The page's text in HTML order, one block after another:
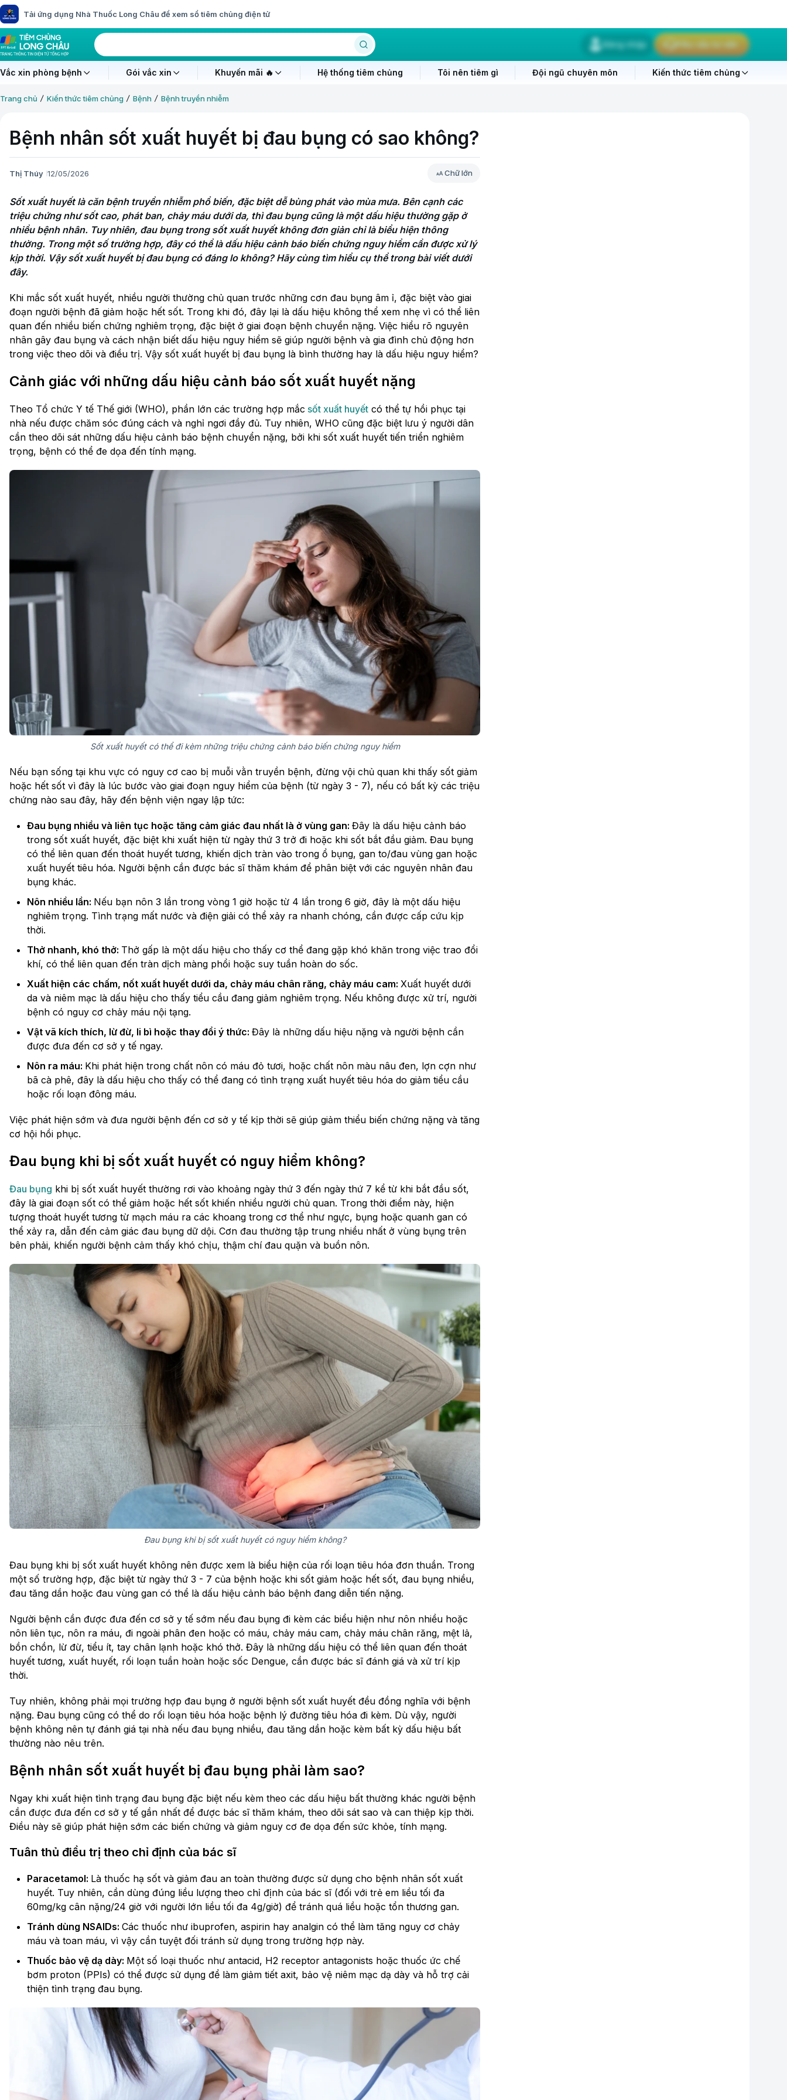
Tải ứng dụng Nhà Thuốc Long Châu để xem sổ tiêm chủng điện tử
Đăng nhập Yêu cầu tư vấn
Vắc xin phòng bệnh Gói vắc xin Khuyến mãi 🔥 Hệ thống tiêm chủng Tôi nên tiêm gì Đội ngũ chuyên môn Kiến thức tiêm chủng
Trang chủ Kiến thức tiêm chủng Bệnh Bệnh truyền nhiễm
Bệnh nhân sốt xuất huyết bị đau bụng có sao không?
Thị Thúy 12/05/2026 Chữ lớn
Sốt xuất huyết là căn bệnh truyền nhiễm phổ biến, đặc biệt dễ bùng phát vào mùa mưa. Bên cạnh các
triệu chứng như sốt cao, phát ban, chảy máu dưới da, thì đau bụng cũng là một dấu hiệu thường gặp ở
nhiều bệnh nhân. Tuy nhiên, đau bụng trong sốt xuất huyết không đơn giản chỉ là biểu hiện thông
thường. Trong một số trường hợp, đây có thể là dấu hiệu cảnh báo biến chứng nguy hiểm cần được xử lý
kịp thời. Vậy sốt xuất huyết bị đau bụng có đáng lo không? Hãy cùng tìm hiểu cụ thể trong bài viết dưới
đây.
Khi mắc sốt xuất huyết, nhiều người thường chủ quan trước những cơn đau bụng âm ỉ, đặc biệt vào giai
đoạn người bệnh đã giảm hoặc hết sốt. Trong khi đó, đây lại là dấu hiệu không thể xem nhẹ vì có thể liên
quan đến nhiều biến chứng nghiêm trọng, đặc biệt ở giai đoạn bệnh chuyển nặng. Việc hiểu rõ nguyên
nhân gây đau bụng và cách nhận biết dấu hiệu nguy hiểm sẽ giúp người bệnh và gia đình chủ động hơn
trong việc theo dõi và điều trị. Vậy sốt xuất huyết bị đau bụng là bình thường hay là dấu hiệu nguy hiểm?
Cảnh giác với những dấu hiệu cảnh báo sốt xuất huyết nặng
Theo Tổ chức Y tế Thế giới (WHO), phần lớn các trường hợp mắc sốt xuất huyết có thể tự hồi phục tại
nhà nếu được chăm sóc đúng cách và nghỉ ngơi đầy đủ. Tuy nhiên, WHO cũng đặc biệt lưu ý người dân
cần theo dõi sát những dấu hiệu cảnh báo bệnh chuyển nặng, bởi khi sốt xuất huyết tiến triển nghiêm
trọng, bệnh có thể đe dọa đến tính mạng.
Sốt xuất huyết có thể đi kèm những triệu chứng cảnh báo biến chứng nguy hiểm
Nếu bạn sống tại khu vực có nguy cơ cao bị muỗi vằn truyền bệnh, đừng vội chủ quan khi thấy sốt giảm
hoặc hết sốt vì đây là lúc bước vào giai đoạn nguy hiểm của bệnh (từ ngày 3 - 7), nếu có bất kỳ các triệu
chứng nào sau đây, hãy đến bệnh viện ngay lập tức:
Đau bụng nhiều và liên tục hoặc tăng cảm giác đau nhất là ở vùng gan: Đây là dấu hiệu cảnh báo
trong sốt xuất huyết, đặc biệt khi xuất hiện từ ngày thứ 3 trở đi hoặc khi sốt bắt đầu giảm. Đau bụng
có thể liên quan đến thoát huyết tương, khiến dịch tràn vào trong ổ bụng, gan to/đau vùng gan hoặc
xuất huyết tiêu hóa. Người bệnh cần được bác sĩ thăm khám để phân biệt với các nguyên nhân đau
bụng khác.
Nôn nhiều lần: Nếu bạn nôn 3 lần trong vòng 1 giờ hoặc từ 4 lần trong 6 giờ, đây là một dấu hiệu
nghiêm trọng. Tình trạng mất nước và điện giải có thể xảy ra nhanh chóng, cần được cấp cứu kịp
thời.
Thở nhanh, khó thở: Thở gấp là một dấu hiệu cho thấy cơ thể đang gặp khó khăn trong việc trao đổi
khí, có thể liên quan đến tràn dịch màng phổi hoặc suy tuần hoàn do sốc.
Xuất hiện các chấm, nốt xuất huyết dưới da, chảy máu chân răng, chảy máu cam: Xuất huyết dưới
da và niêm mạc là dấu hiệu cho thấy tiểu cầu đang giảm nghiêm trọng. Nếu không được xử trí, người
bệnh có nguy cơ chảy máu nội tạng.
Vật vã kích thích, lừ đừ, li bì hoặc thay đổi ý thức: Đây là những dấu hiệu nặng và người bệnh cần
được đưa đến cơ sở y tế ngay.
Nôn ra máu: Khi phát hiện trong chất nôn có máu đỏ tươi, hoặc chất nôn màu nâu đen, lợn cợn như
bã cà phê, đây là dấu hiệu cho thấy có thể đang có tình trạng xuất huyết tiêu hóa do giảm tiểu cầu
hoặc rối loạn đông máu.
Việc phát hiện sớm và đưa người bệnh đến cơ sở y tế kịp thời sẽ giúp giảm thiểu biến chứng nặng và tăng
cơ hội hồi phục.
Đau bụng khi bị sốt xuất huyết có nguy hiểm không?
Đau bụng khi bị sốt xuất huyết thường rơi vào khoảng ngày thứ 3 đến ngày thứ 7 kể từ khi bắt đầu sốt,
đây là giai đoạn sốt có thể giảm hoặc hết sốt khiến nhiều người chủ quan. Trong thời điểm này, hiện
tượng thoát huyết tương từ mạch máu ra các khoang trong cơ thể như ngực, bụng hoặc quanh gan có
thể xảy ra, dẫn đến cảm giác đau bụng dữ dội. Cơn đau thường tập trung nhiều nhất ở vùng bụng trên
bên phải, khiến người bệnh cảm thấy khó chịu, thậm chí đau quặn và buồn nôn.
Đau bụng khi bị sốt xuất huyết có nguy hiểm không?
Đau bụng khi bị sốt xuất huyết không nên được xem là biểu hiện của rối loạn tiêu hóa đơn thuần. Trong
một số trường hợp, đặc biệt từ ngày thứ 3 - 7 của bệnh hoặc khi sốt giảm hoặc hết sốt, đau bụng nhiều,
đau tăng dần hoặc đau vùng gan có thể là dấu hiệu cảnh báo bệnh đang diễn tiến nặng.
Người bệnh cần được đưa đến cơ sở y tế sớm nếu đau bụng đi kèm các biểu hiện như nôn nhiều hoặc
nôn liên tục, nôn ra máu, đi ngoài phân đen hoặc có máu, chảy máu cam, chảy máu chân răng, mệt lả,
bồn chồn, lừ đừ, tiểu ít, tay chân lạnh hoặc khó thở. Đây là những dấu hiệu có thể liên quan đến thoát
huyết tương, xuất huyết, rối loạn tuần hoàn hoặc sốc Dengue, cần được bác sĩ đánh giá và xử trí kịp
thời.
Tuy nhiên, không phải mọi trường hợp đau bụng ở người bệnh sốt xuất huyết đều đồng nghĩa với bệnh
nặng. Đau bụng cũng có thể do rối loạn tiêu hóa hoặc bệnh lý đường tiêu hóa đi kèm. Dù vậy, người
bệnh không nên tự đánh giá tại nhà nếu đau bụng nhiều, đau tăng dần hoặc kèm bất kỳ dấu hiệu bất
thường nào nêu trên.
Bệnh nhân sốt xuất huyết bị đau bụng phải làm sao?
Ngay khi xuất hiện tình trạng đau bụng đặc biệt nếu kèm theo các dấu hiệu bất thường khác người bệnh
cần được đưa đến cơ sở y tế gần nhất để được bác sĩ thăm khám, theo dõi sát sao và can thiệp kịp thời.
Điều này sẽ giúp phát hiện sớm các biến chứng và giảm nguy cơ đe dọa đến sức khỏe, tính mạng.
Tuân thủ điều trị theo chỉ định của bác sĩ
Paracetamol: Là thuốc hạ sốt và giảm đau an toàn thường được sử dụng cho bệnh nhân sốt xuất
huyết. Tuy nhiên, cần dùng đúng liều lượng theo chỉ định của bác sĩ (đối với trẻ em liều tối đa
60mg/kg cân nặng/24 giờ với người lớn liều tối đa 4g/giờ) để tránh quá liều hoặc tổn thương gan.
Tránh dùng NSAIDs: Các thuốc như ibuprofen, aspirin hay analgin có thể làm tăng nguy cơ chảy
máu và toan máu, vì vậy cần tuyệt đối tránh sử dụng trong trường hợp này.
Thuốc bảo vệ dạ dày: Một số loại thuốc như antacid, H2 receptor antagonists hoặc thuốc ức chế
bơm proton (PPIs) có thể được sử dụng để làm giảm tiết axit, bảo vệ niêm mạc dạ dày và hỗ trợ cải
thiện tình trạng đau bụng.